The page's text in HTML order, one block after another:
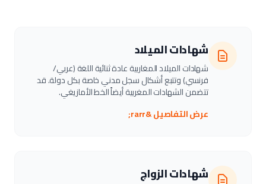
شهادات الميلاد
شهادات الميلاد المغاربية عادة ثنائية اللغة (عربي/
فرنسي) وتتبع أشكال سجل مدني خاصة بكل دولة. قد
تتضمن الشهادات المغربية أيضاً الخط الأمازيغي.
عرض التفاصيل &rarr;
شهادات الزواج